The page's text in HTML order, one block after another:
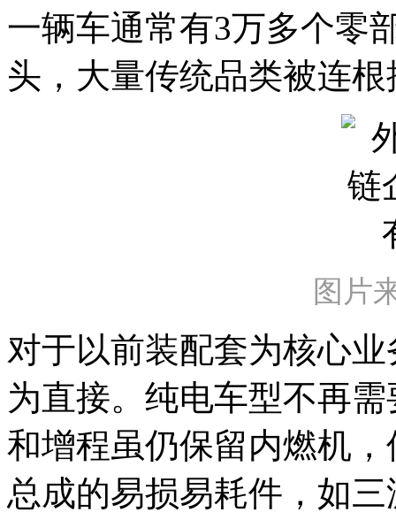
一辆车通常有3万多个零
头，大量传统品类被连根
图片
对于以前装配套为核心
为直接。纯电车型不再
和增程虽仍保留内燃机
总成的易损易耗件，如